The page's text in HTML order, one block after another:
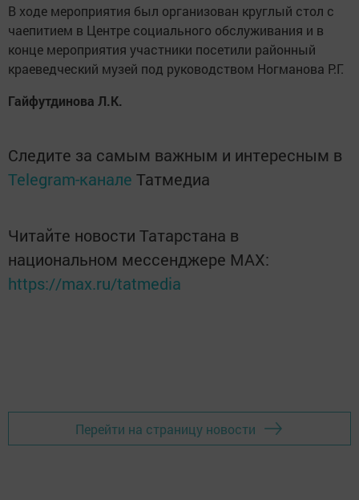
В ходе мероприятия был организован круглый стол с
чаепитием в Центре социального обслуживания и в
конце мероприятия участники посетили районный
краеведческий музей под руководством Ногманова Р.Г.
Гайфутдинова Л.К.
Следите за самым важным и интересным в
Telegram-канале Татмедиа
Читайте новости Татарстана в
национальном мессенджере MАХ:
https://max.ru/tatmedia
Перейти на страницу новости